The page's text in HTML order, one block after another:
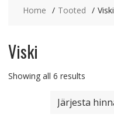
Home Tooted Viski
Viski
Showing all 6 resultsSorted
price: